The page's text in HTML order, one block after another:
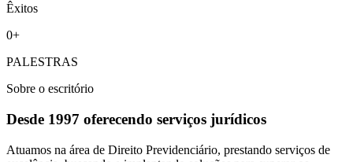
Êxitos
0+
PALESTRAS
Sobre o escritório
Desde 1997 oferecendo serviços jurídicos
Atuamos na área de Direito Previdenciário, prestando serviços de